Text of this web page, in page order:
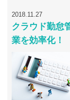
2018.11.27
クラウド勤怠
業を効率化！